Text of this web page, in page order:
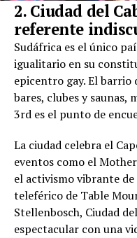
2. Ciudad del
referente
Sudáfrica es el único
igualitario en su
epicentro gay. El
bares, clubes y saunas,
3rd es el punto de
La ciudad celebra el
eventos como el
el activismo vibrante de
teleférico de Table
Stellenbosch, Ciudad
espectacular con una